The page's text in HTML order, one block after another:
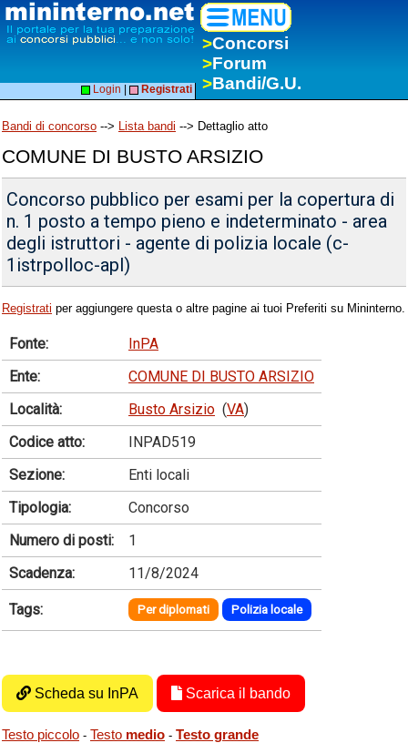
>Concorsi
>Forum
>Bandi/G.U.
Login Registrati
Bandi di concorso --> Lista bandi --> Dettaglio atto
COMUNE DI BUSTO ARSIZIO
Concorso pubblico per esami per la copertura di
n. 1 posto a tempo pieno e indeterminato - area
degli istruttori - agente di polizia locale (c-
1istrpolloc-apl)
Registrati per aggiungere questa o altre pagine ai tuoi Preferiti su Mininterno.
Fonte:
InPA
Ente:
COMUNE DI BUSTO ARSIZIO
Località:
Busto Arsizio (VA)
Codice atto:
INPAD519
Sezione:
Enti locali
Tipologia:
Concorso
Numero di posti:
1
Scadenza:
11/8/2024
Tags: Per diplomati Polizia locale
Scheda su InPA Scarica il bando
Testo piccolo - Testo medio - Testo grande